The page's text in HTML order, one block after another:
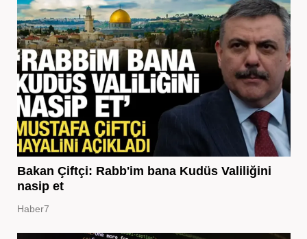
Bakan Çiftçi: Rabb'im bana Kudüs Valiliğini
nasip et
Haber7